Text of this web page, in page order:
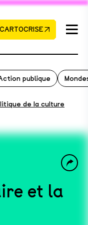
CARTOCRISE
publique
de la culture
et la